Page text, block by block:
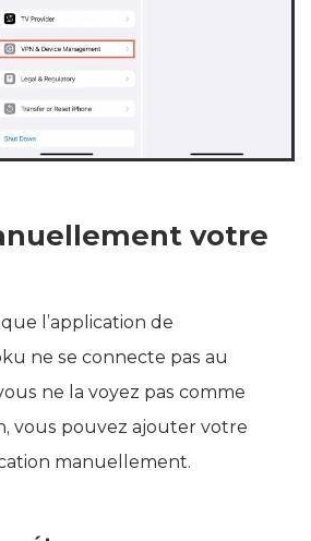
votre
l’application de
ne se connecte pas au
ne la voyez pas comme
vous pouvez ajouter votre
manuellement.